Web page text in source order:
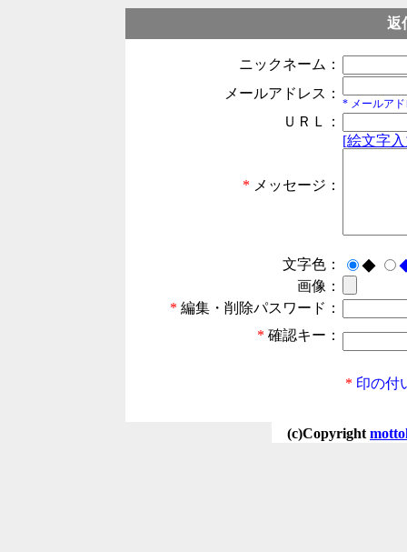
返
ニックネーム：
メールアドレス：
* メールア
ＵＲＬ：
* メッセージ：
[絵文字
文字色： ◆
画像：
* 編集・削除パスワード：
* 確認キー：
* 印の付
(c)Copyright